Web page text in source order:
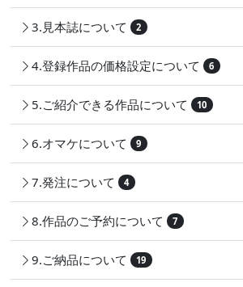
3.見本誌について 2
4.登録作品の価格設定について 6
5.ご紹介できる作品について 10
6.オマケについて 9
7.発注について 4
8.作品のご予約について 7
9.ご納品について 19